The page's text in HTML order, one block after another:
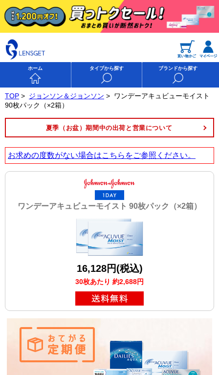
ホーム タイプから探す ブランドから探す
TOP > ジョンソン＆ジョンソン > ワンデーアキュビューモイスト
90枚パック（×2箱）
夏季（お盆）期間中の出荷と営業について
お求めの度数がない場合はこちら をご参照ください。
ワンデーアキュビューモイスト 90枚パック（×2箱）
16,128円(税込)
30枚あたり 約2,688円